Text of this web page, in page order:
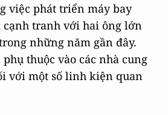
việc phát triển máy bay
tranh với hai ông lớn
những năm gần đây.
thuộc vào các nhà cung
với một số linh kiện quan